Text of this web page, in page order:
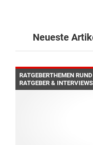
Neueste
RATGEBERTHEMEN
RATGEBER & INTERVIEWS